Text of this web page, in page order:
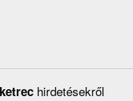
hirdetésekről